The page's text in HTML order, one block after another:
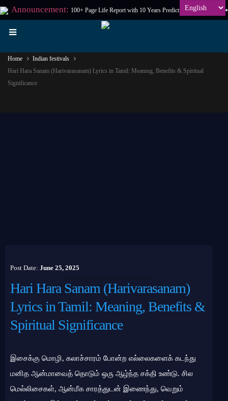
Announcement: 100+ Page Life Report with 10 Years Prediction at₹198 Only
Home
Indian festivals
Hari Hara Sanam (Harivarasanam) Lyrics in Tamil: Meaning, Benefits & Spiritual
Significance
Post Date: June 25, 2025
Hari Hara Sanam (Harivarasanam)
Lyrics in Tamil: Meaning, Benefits &
Spiritual Significance
இசைக்கு மொழி, கலாச்சாரம் போன்ற எல்லைகளைக் கடந்து
மனித ஆன்மாவைத் தொடும் ஒரு ஆழ்ந்த சக்தி உண்டு. சில
மெல்லிசைகள், ஆன்மீக சாரத்துடன் இணைந்து, வெறும்